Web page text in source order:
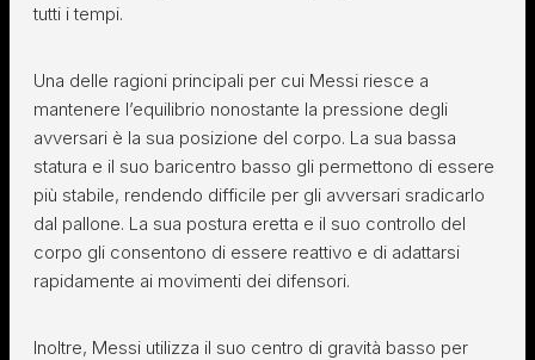
tutti i tempi.
Una delle ragioni principali per cui Messi riesce a
mantenere l’equilibrio nonostante la pressione degli
avversari è la sua posizione del corpo. La sua bassa
statura e il suo baricentro basso gli permettono di essere
più stabile, rendendo difficile per gli avversari sradicarlo
dal pallone. La sua postura eretta e il suo controllo del
corpo gli consentono di essere reattivo e di adattarsi
rapidamente ai movimenti dei difensori.
Inoltre, Messi utilizza il suo centro di gravità basso per